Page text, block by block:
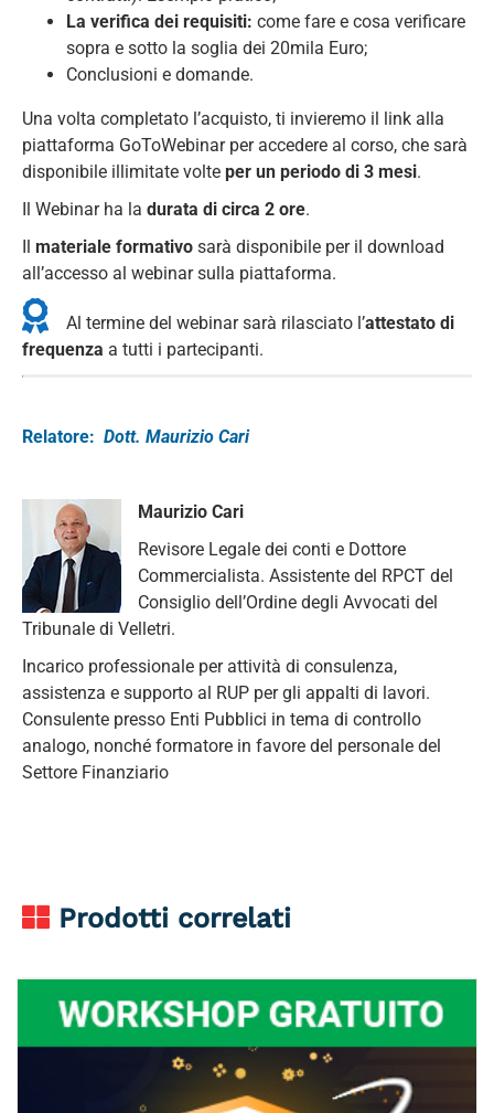
La verifica dei requisiti: come fare e cosa verificare
sopra e sotto la soglia dei 20mila Euro;
Conclusioni e domande.
Una volta completato l’acquisto, ti invieremo il link alla
piattaforma GoToWebinar per accedere al corso, che sarà
disponibile illimitate volte per un periodo di 3 mesi.
Il Webinar ha la durata di circa 2 ore.
Il materiale formativo sarà disponibile per il download
all’accesso al webinar sulla piattaforma.
Al termine del webinar sarà rilasciato l’attestato di
frequenza a tutti i partecipanti.
Relatore: Dott. Maurizio Cari
Maurizio Cari
Revisore Legale dei conti e Dottore
Commercialista. Assistente del RPCT del
Consiglio dell’Ordine degli Avvocati del
Tribunale di Velletri.
Incarico professionale per attività di consulenza,
assistenza e supporto al RUP per gli appalti di lavori.
Consulente presso Enti Pubblici in tema di controllo
analogo, nonché formatore in favore del personale del
Settore Finanziario
Prodotti correlati